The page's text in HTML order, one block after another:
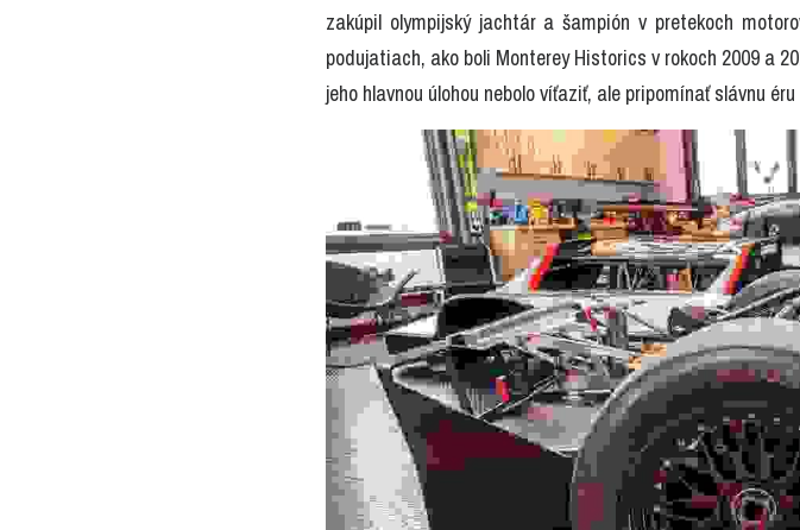
zakúpil olympijský jachtár a šampión v pretekoch
podujatiach, ako boli Monterey Historics v rokoch 2009 a
jeho hlavnou úlohou nebolo víťaziť, ale pripomínať slávnu